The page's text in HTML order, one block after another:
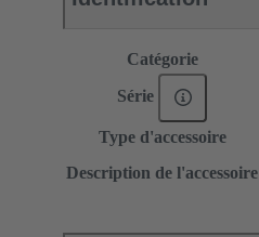
Catégorie
Série
Type d'accessoire
Description de l'accessoire